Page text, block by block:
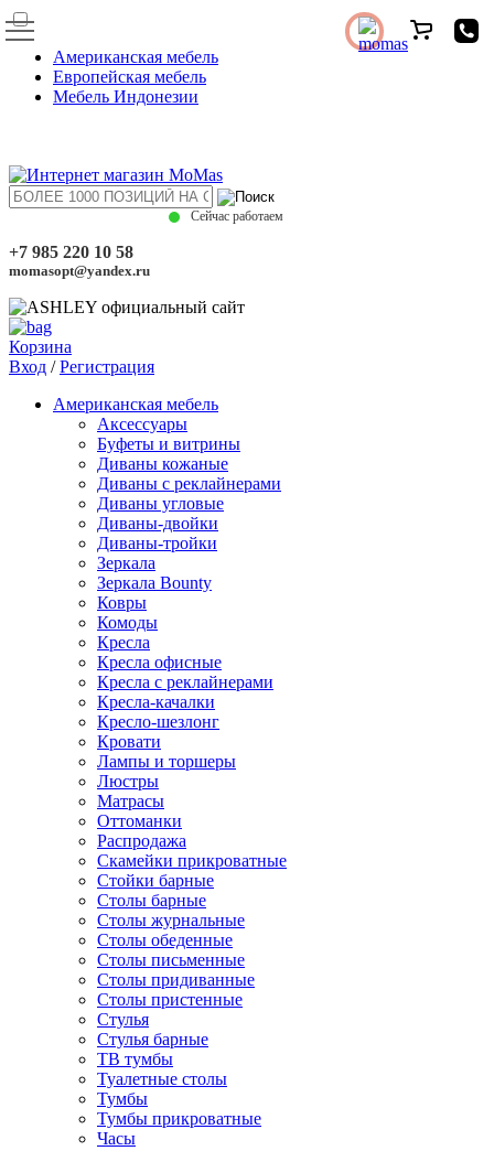
Американская мебель
Европейская мебель
Мебель Индонезии
Сейчас работаем
+7 985 220 10 58
momasopt@yandex.ru
Корзина
Вход /Регистрация
Американская мебель
Аксессуары
Буфеты и витрины
Диваны кожаные
Диваны с реклайнерами
Диваны угловые
Диваны-двойки
Диваны-тройки
Зеркала
Зеркала Bounty
Ковры
Комоды
Кресла
Кресла офисные
Кресла с реклайнерами
Кресла-качалки
Кресло-шезлонг
Кровати
Лампы и торшеры
Люстры
Матрасы
Оттоманки
Распродажа
Скамейки прикроватные
Стойки барные
Столы барные
Столы журнальные
Столы обеденные
Столы письменные
Столы придиванные
Столы пристенные
Стулья
Стулья барные
ТВ тумбы
Туалетные столы
Тумбы
Тумбы прикроватные
Часы